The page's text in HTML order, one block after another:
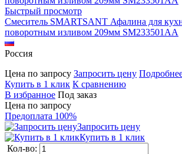
Быстрый просмотр
Смеситель SMARTSANT Афалина для
поворотным изливом 209мм SM233501AA
Россия
Цена по запросу Запросить цену
Купить в 1 клик К сравнению
В избранное Под заказ
Цена по запросу
Предоплата 100%
Запросить цену
Купить в 1 клик
Кол-во: